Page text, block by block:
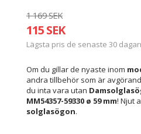
1 169 SEK
115 SEK
Lägsta pris de senaste 30
Om du gillar de nyaste inom
andra tillbehör som är
du inta vara utan
MM54357-59330 ø 59 mm! Njut
solglasögon.